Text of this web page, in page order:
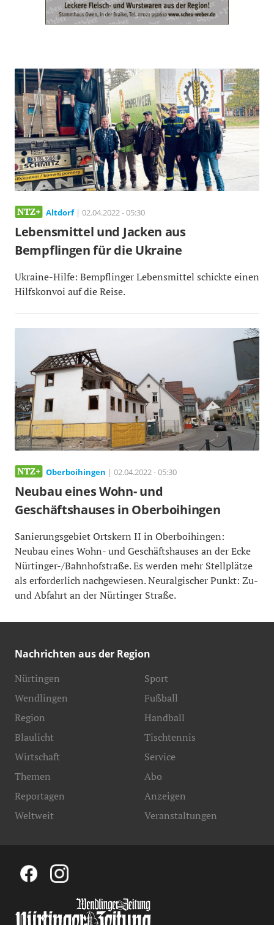
Altdorf| 02.04.2022 - 05:30
Lebensmittel und Jacken aus
Bempflingen für die Ukraine
Ukraine-Hilfe: Bempflinger Lebensmittel schickte einen
Hilfskonvoi auf die Reise.
Oberboihingen | 02.04.2022 - 05:30
Neubau eines Wohn- und
Geschäftshauses in Oberboihingen
Sanierungsgebiet Ortskern II in Oberboihingen:
Neubau eines Wohn- und Geschäftshauses an der Ecke
Nürtinger-/Bahnhofstraße. Es werden mehr Stellplätze
als erforderlich nachgewiesen. Neuralgischer Punkt: Zu-
und Abfahrt an der Nürtinger Straße.
Nachrichten aus der Region
Nürtingen
Wendlingen
Region
Blaulicht
Sport
Fußball
Handball
Tischtennis
Wirtschaft
Themen
Reportagen
Weltweit
Service
Abo
Anzeigen
Veranstaltungen